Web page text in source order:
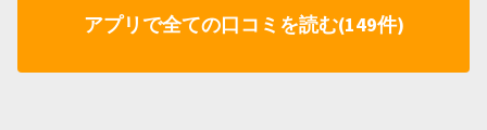
アプリで全ての口コミを読む(149件)